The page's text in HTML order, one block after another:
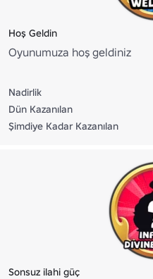
Hoş Geldin
Oyunumuza hoş geldiniz
Nadirlik
Dün Kazanılan
Şimdiye Kadar Kazanılan
Sonsuz ilahi güç